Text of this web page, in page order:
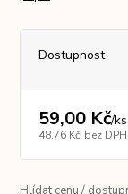
Dostupnost
59,00 Kč/ks
48,76 Kč bez DPH
Hlídat cenu /